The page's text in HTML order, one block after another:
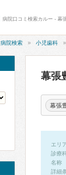
病院口コミ検索カルー - 幕
病院検索 小児歯科
幕張
幕張
エリ
診療
名称
詳細